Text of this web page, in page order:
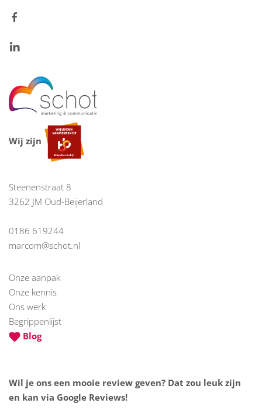
Wij zijn
Steenenstraat 8
3262 JM Oud-Beijerland
0186 619244
marcom@schot.nl
Onze aanpak
Onze kennis
Ons werk
Begrippenlijst
Blog
Wil je ons een mooie review geven? Dat zou leuk zijn
en kan via Google Reviews!